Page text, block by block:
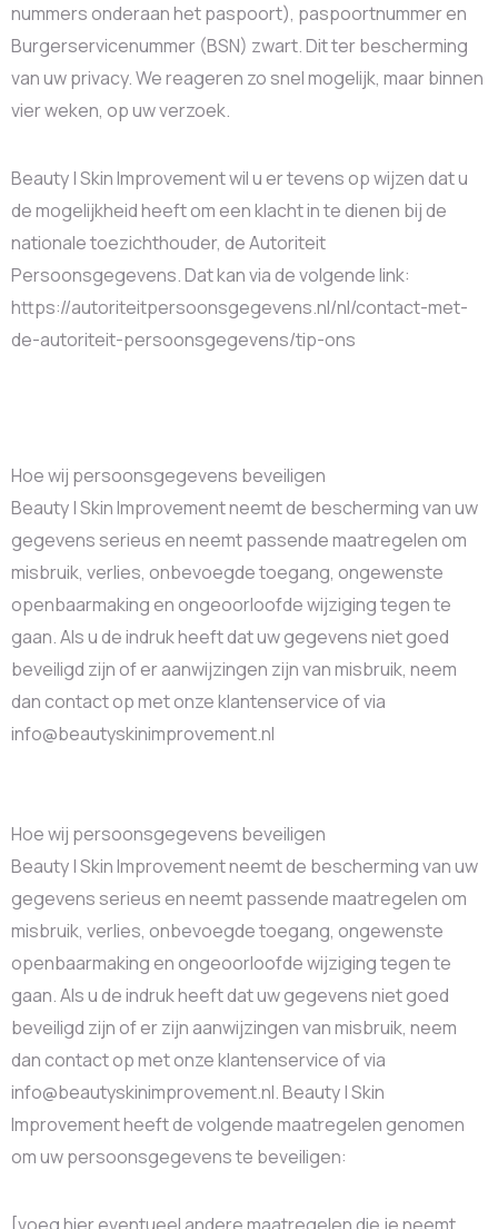
nummers onderaan het paspoort), paspoortnummer en
Burgerservicenummer (BSN) zwart. Dit ter bescherming
van uw privacy. We reageren zo snel mogelijk, maar binnen
vier weken, op uw verzoek.
Beauty | Skin Improvement wil u er tevens op wijzen dat u
de mogelijkheid heeft om een klacht in te dienen bij de
nationale toezichthouder, de Autoriteit
Persoonsgegevens. Dat kan via de volgende link:
https://autoriteitpersoonsgegevens.nl/nl/contact-met-
de-autoriteit-persoonsgegevens/tip-ons
Hoe wij persoonsgegevens beveiligen
Beauty | Skin Improvement neemt de bescherming van uw
gegevens serieus en neemt passende maatregelen om
misbruik, verlies, onbevoegde toegang, ongewenste
openbaarmaking en ongeoorloofde wijziging tegen te
gaan. Als u de indruk heeft dat uw gegevens niet goed
beveiligd zijn of er aanwijzingen zijn van misbruik, neem
dan contact op met onze klantenservice of via
info@beautyskinimprovement.nl
Hoe wij persoonsgegevens beveiligen
Beauty | Skin Improvement neemt de bescherming van uw
gegevens serieus en neemt passende maatregelen om
misbruik, verlies, onbevoegde toegang, ongewenste
openbaarmaking en ongeoorloofde wijziging tegen te
gaan. Als u de indruk heeft dat uw gegevens niet goed
beveiligd zijn of er zijn aanwijzingen van misbruik, neem
dan contact op met onze klantenservice of via
info@beautyskinimprovement.nl. Beauty | Skin
Improvement heeft de volgende maatregelen genomen
om uw persoonsgegevens te beveiligen: